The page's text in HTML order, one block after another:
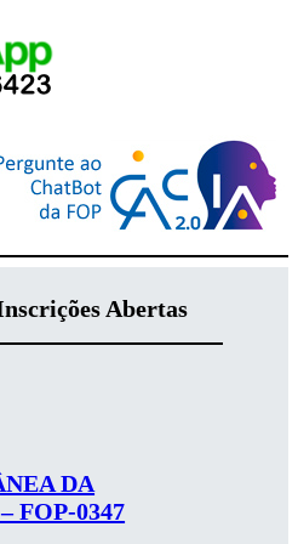
Abertas
DA
FOP-0347